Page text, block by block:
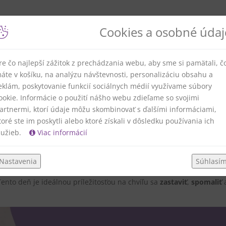
darčekovú sadu
60 €
vprípravách
na Vianoce a prináša do našich domovov ďalšiu
zapaľujeme
a posilňuje
deň je ideálnou príležitosťou na chvíľu sa zastaviť, spomaliť
Cookies a osobné
čo najlepší zážitok z prechádzania webu, aby sme si pamätali,
v košíku, na analýzu návštevnosti, personalizáciu obsahu a
poskytovanie funkcií sociálnych médií využívame súbory
Informácie o použití nášho webu zdieľame so svojimi
ktorí údaje môžu skombinovať s ďalšími informáciami,
ste im poskytli alebo ktoré získali v dôsledku používania ich
Viac informácií
Nastavenia Súhlasím